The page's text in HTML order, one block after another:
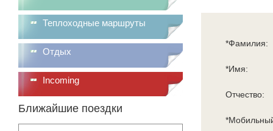
Теплоходные маршруты
Отдых
Incoming
Ближайшие поездки
*Фамилия:
*Имя:
Отчество: